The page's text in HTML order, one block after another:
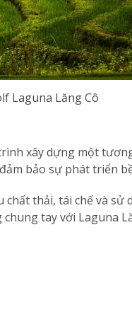
Laguna Lăng Cô
xây dựng một
bảo sự phát triển
thải, tái chế và
tay với Laguna